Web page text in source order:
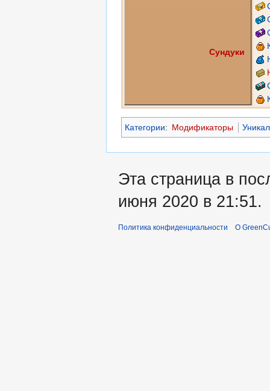
Сундуки
Категории: Модификаторы
Эта страница в
июня 2020 в 21:51.
Политика конфиденциальности О